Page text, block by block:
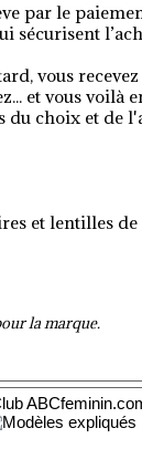
par le
sécurisent
vous
et vous voilà
choix et de
et lentilles
la marque.